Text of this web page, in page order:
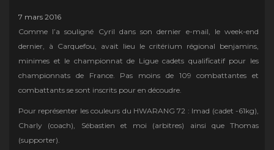
7 mars 2016
Comme l’a souligné Cyril dans son dernier e-mail, le week-end
dernier, à Carquefou, avait lieu le critérium régional benjamins,
minimes et le championnat de Ligue cadets qualificatif pour les
championnats de France. Pas moins de 109 combattantes et
combattants se sont inscrits pour en découdre.
Pour représenter les couleurs du HWARANG 72 : Imad (cadet -61kg),
Charly (coach), Sébastien et moi (arbitres) ainsi que Thomas
(supporter).